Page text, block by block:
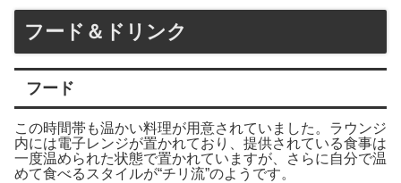
フード＆ドリンク
フード
この時間帯も温かい料理が用意されていました。ラウンジ
内には電子レンジが置かれており、提供されている食事は
一度温められた状態で置かれていますが、さらに自分で温
めて食べるスタイルが“チリ流”のようです。